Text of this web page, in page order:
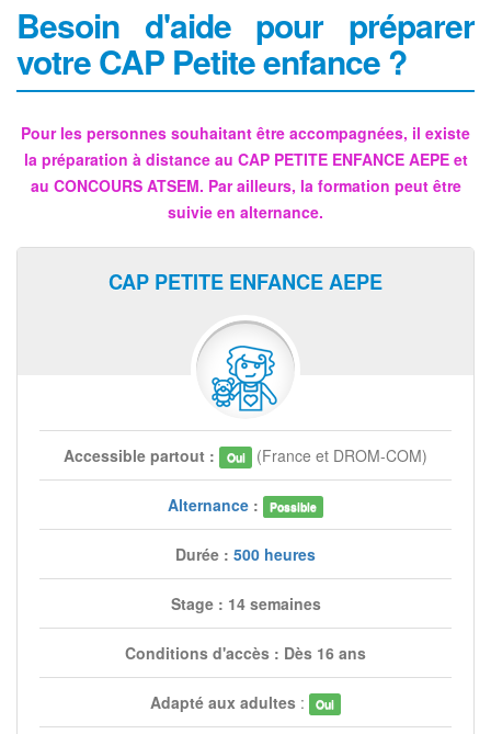
Besoin d'aide pour préparer
votre CAP Petite enfance ?
Pour les personnes souhaitant être accompagnées, il existe
la préparation à distance au CAP PETITE ENFANCE AEPE et
au CONCOURS ATSEM. Par ailleurs, la formation peut être
suivie en alternance.
CAP PETITE ENFANCE AEPE
Accessible partout : Oui (France et DROM-COM)
Alternance: Possible
Durée : 500 heures
Stage : 14 semaines
Conditions d'accès : Dès 16 ans
Adapté aux adultes: Oui